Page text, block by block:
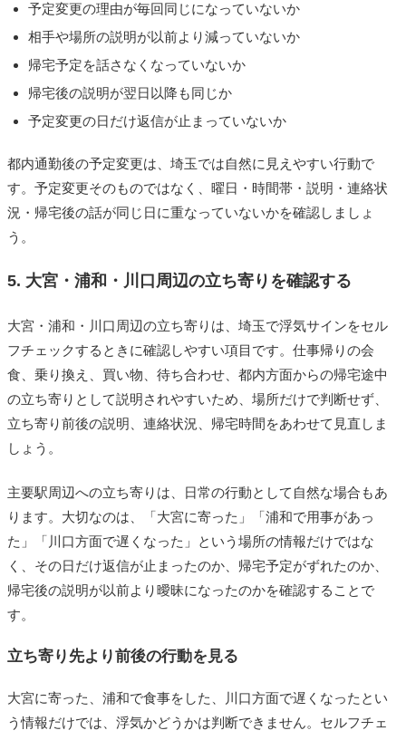
予定変更の理由が毎回同じになっていないか
相手や場所の説明が以前より減っていないか
帰宅予定を話さなくなっていないか
帰宅後の説明が翌日以降も同じか
予定変更の日だけ返信が止まっていないか
都内通勤後の予定変更は、埼玉では自然に見えやすい行動で
す。予定変更そのものではなく、曜日・時間帯・説明・連絡状
況・帰宅後の話が同じ日に重なっていないかを確認しましょ
う。
5. 大宮・浦和・川口周辺の立ち寄りを確認する
大宮・浦和・川口周辺の立ち寄りは、埼玉で浮気サインをセル
フチェックするときに確認しやすい項目です。仕事帰りの会
食、乗り換え、買い物、待ち合わせ、都内方面からの帰宅途中
の立ち寄りとして説明されやすいため、場所だけで判断せず、
立ち寄り前後の説明、連絡状況、帰宅時間をあわせて見直しま
しょう。
主要駅周辺への立ち寄りは、日常の行動として自然な場合もあ
ります。大切なのは、「大宮に寄った」「浦和で用事があっ
た」「川口方面で遅くなった」という場所の情報だけではな
く、その日だけ返信が止まったのか、帰宅予定がずれたのか、
帰宅後の説明が以前より曖昧になったのかを確認することで
す。
立ち寄り先より前後の行動を見る
大宮に寄った、浦和で食事をした、川口方面で遅くなったとい
う情報だけでは、浮気かどうかは判断できません。セルフチェ